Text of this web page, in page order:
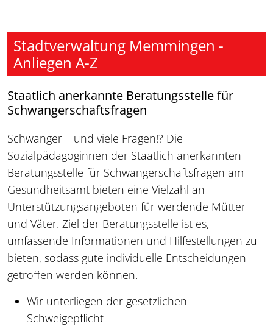
Stadtverwaltung Memmingen -
Anliegen A-Z
Staatlich anerkannte Beratungsstelle für
Schwangerschaftsfragen
Schwanger – und viele Fragen!? Die
Sozialpädagoginnen der Staatlich anerkannten
Beratungsstelle für Schwangerschaftsfragen am
Gesundheitsamt bieten eine Vielzahl an
Unterstützungsangeboten für werdende Mütter
und Väter. Ziel der Beratungsstelle ist es,
umfassende Informationen und Hilfestellungen zu
bieten, sodass gute individuelle Entscheidungen
getroffen werden können.
Wir unterliegen der gesetzlichen
Schweigepflicht